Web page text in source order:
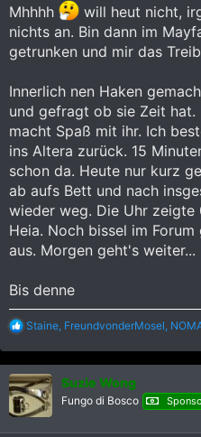
Mhhhh
will heut nicht,
nichts an. Bin dann im
getrunken und mir das
Innerlich nen Haken
und gefragt ob sie Zeit hat.
macht Spaß mit ihr. Ich
ins Altera zurück. 15
schon da. Heute nur kurz
ab aufs Bett und nach
wieder weg. Die Uhr
Heia. Noch bissel im
aus. Morgen geht's weiter...
Bis denne
R
a
k
t
i
o
Staine, FreundvonderMosel,
Suzie Wong
Fungo di Bosco